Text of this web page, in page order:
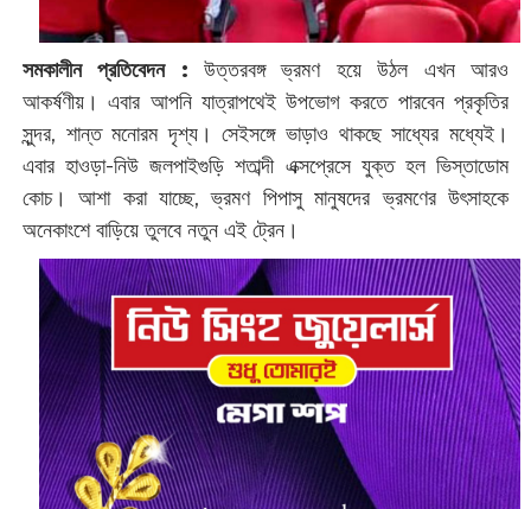
সমকালীন প্রতিবেদন : ‌উত্তরবঙ্গ ভ্রমণ হয়ে উঠল এখন আরও
আকর্ষণীয়। এবার আপনি যাত্রাপথেই উপভোগ করতে পারবেন প্রকৃতির
সুন্দর, শান্ত মনোরম দৃশ্য। সেইসঙ্গে ভাড়াও থাকছে সাধ্যের মধ্যেই।
এবার হাওড়া-নিউ জলপাইগুড়ি শতাব্দী এক্সপ্রেসে যুক্ত হল ভিস্তাডোম
কোচ। আশা করা যাচ্ছে, ভ্রমণ পিপাসু মানুষদের ভ্রমণের উৎসাহকে
অনেকাংশে বাড়িয়ে তুলবে নতুন এই ট্রেন।